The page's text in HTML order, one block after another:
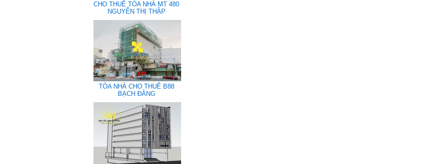
CHO THUÊ TÒA NHÀ MT 480
NGUYỄN THỊ THẬP
TÒA NHÀ CHO THUÊ B88
BẠCH ĐẰNG